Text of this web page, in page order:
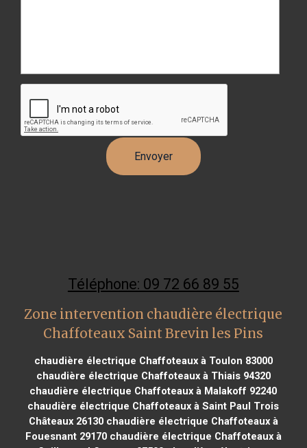
Téléphone: 09 72 66 89 55
Zone intervention chaudière électrique
Chaffoteaux Saint Brevin les Pins
chaudière électrique Chaffoteaux à Toulon 83000
chaudière électrique Chaffoteaux à Thiais 94320
chaudière électrique Chaffoteaux à Malakoff 92240
chaudière électrique Chaffoteaux à Saint Paul Trois
Châteaux 26130chaudière électrique Chaffoteaux à
Fouesnant 29170chaudière électrique Chaffoteaux à